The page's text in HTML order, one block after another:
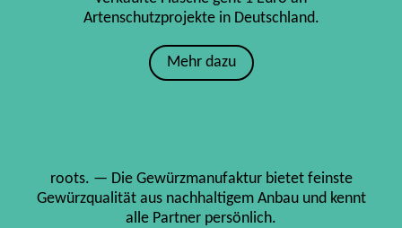
Artenschutzprojekte in Deutschland.
Mehr dazu
roots. — Die Gewürzmanufaktur bietet feinste
Gewürzqualität aus nachhaltigem Anbau und kennt
alle Partner persönlich.